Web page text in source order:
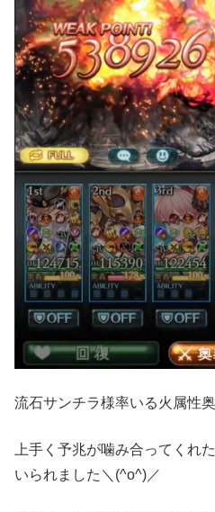
流石サンチラ様率いる火属性
上手く予兆が噛み合ってくれ
いられました＼(^o^)／